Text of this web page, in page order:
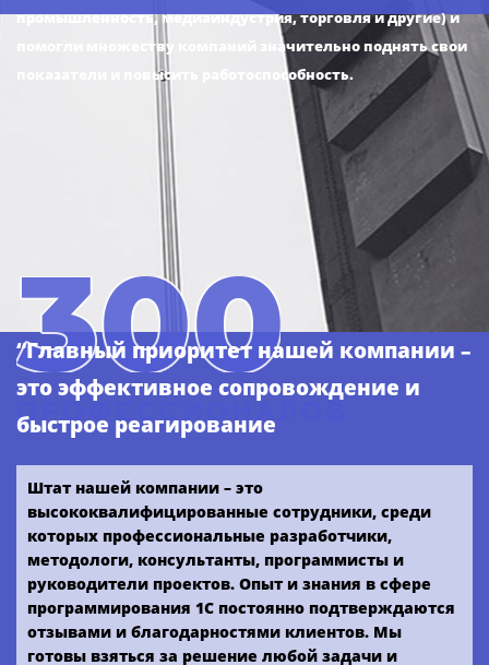
промышленность, медиаиндустрия, торговля и другие) и
помогли множеству компаний значительно поднять свои
показатели и повысить работоспособность.
ПРОФЕССИОНАЛОВ
Штат нашей компании – это
высококвалифицированные сотрудники, среди
которых профессиональные разработчики,
методологи, консультанты, программисты и
руководители проектов. Опыт и знания в сфере
программирования 1С постоянно подтверждаются
отзывами и благодарностями клиентов. Мы
готовы взяться за решение любой задачи и
“Главный приоритет нашей компании –
это эффективное сопровождение и
быстрое реагирование